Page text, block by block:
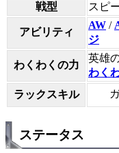
戦型
スピ
アビリティ
AW /
ジ
わくわくの力
英雄
わく
ラックスキル
ステータス